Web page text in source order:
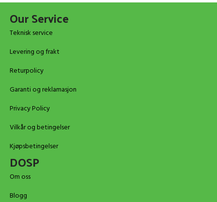
Our Service
Teknisk service
Levering og frakt
Returpolicy
Garanti og reklamasjon
Privacy Policy
Vilkår og betingelser
Kjøpsbetingelser
DOSP
Om oss
Blogg